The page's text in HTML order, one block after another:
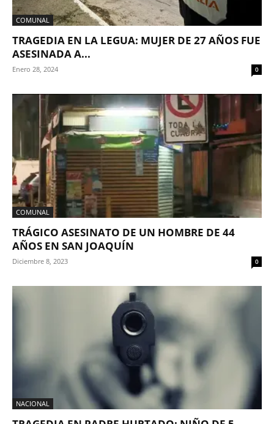
COMUNAL
TRAGEDIA EN LA LEGUA: MUJER DE 27 AÑOS FUE
ASESINADA A...
Enero 28, 2024 0
COMUNAL
TRÁGICO ASESINATO DE UN HOMBRE DE 44
AÑOS EN SAN JOAQUÍN
Diciembre 8, 2023 0
NACIONAL